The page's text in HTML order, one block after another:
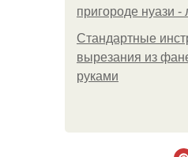
пригороде нуази -
Стандартные
вырезания из
руками